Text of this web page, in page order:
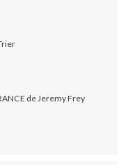
de Jeremy Frey